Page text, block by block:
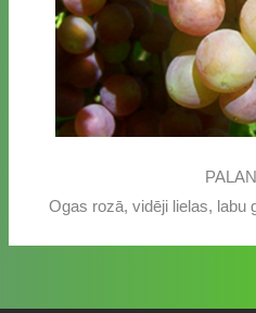
Ogas rozā, vidēji lielas, labu